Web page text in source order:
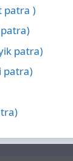
patra )
patra)
patra)
patra)